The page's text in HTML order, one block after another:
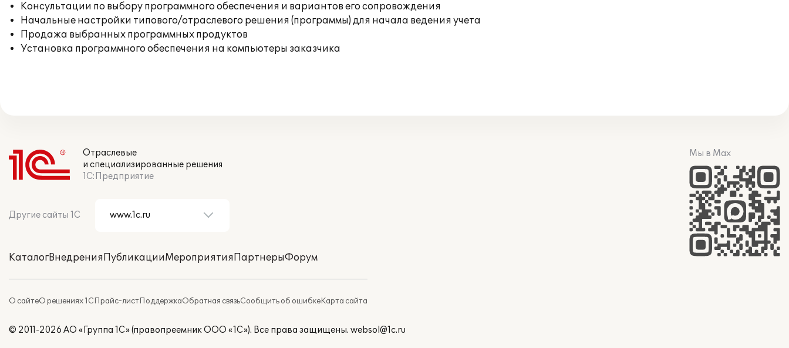
Консультации по выбору программного обеспечения и вариантов его сопровождения
Начальные настройки типового/отраслевого решения (программы) для начала ведения учета
Продажа выбранных программных продуктов
Установка программного обеспечения на компьютеры заказчика
Отраслевые
и специализированные решения
1С:Предприятие
Другие сайты 1С
КаталогВнедренияПубликацииМероприятияПартнерыФорум
О сайтеО решениях 1СПрайс-листПоддержкаОбратная связьСообщить об ошибкеКарта сайта
Мы в Max
© 2011-2026 АО «Группа 1С» (правопреемник ООО «1С»). Все права защищены. websol@1c.ru